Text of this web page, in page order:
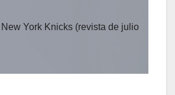
York Knicks (revista de julio